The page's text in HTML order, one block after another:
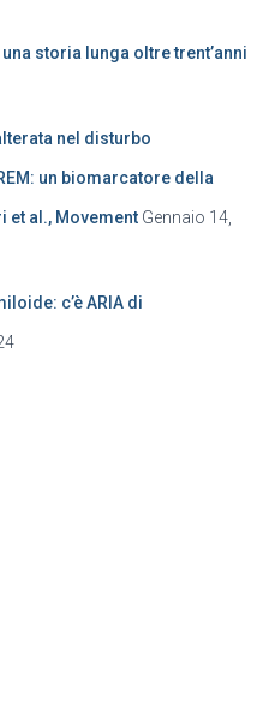
storia lunga oltre trent’anni
nel disturbo
un biomarcatore della
et al., Movement Gennaio 14,
c’è ARIA di